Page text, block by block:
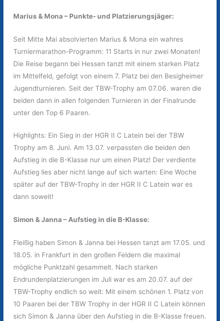
Marius & Mona – Punkte- und Platzierungsjäger:
Seit Mitte Mai absolvierten Marius & Mona ein wahres
Turniermarathon-Programm: 11 Starts in nur zwei Monaten!
Die Reise begann bei Hessen tanzt mit einem starken Platz
im Mittelfeld, gefolgt von einem 7. Platz bei den Besigheimer
Jugendturnieren. Seit der TBW-Trophy am 07.06. waren die
beiden dann in allen folgenden Turnieren in der Finalrunde
unter den Top 6 Paaren.
Highlights: Ein Sieg in der HGR II C Latein bei der TBW
Trophy am 8. Juni. Am 13.07. verpassten die beiden den
Aufstieg in die B-Klasse nur um einen Platz! Der verdiente
Aufstieg lies aber nicht lange auf sich warten: Eine Woche
später auf der TBW-Trophy in der HGR II C Latein war es
dann soweit!
Simon & Janna – Aufstieg in die B-Klasse:
Fleißig haben Simon & Janna bei Hessen tanzt am 17.05. und
18.05. in Frankfurt in den großen Feldern die maximal
mögliche Punktzahl gesammelt. Nach starken
Endrundenplatzierungen im Juli war es am 20.07. auf der
TBW-Trophy endlich so weit: Mit einem schönen 1. Platz von
10 Paaren bei der TBW Trophy in der HGR II C Latein können
sich Simon & Janna über den Aufstieg in die B-Klasse freuen.